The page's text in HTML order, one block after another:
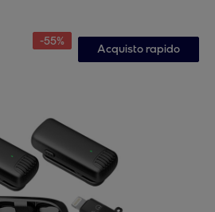
-55%
Acquisto rapido